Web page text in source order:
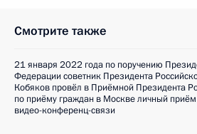
Смотрите также
21 января 2022 года по поручению
Федерации советник Президента
Кобяков провёл в Приёмной Президента
по приёму граждан в Москве личный
видео-конференц-связи